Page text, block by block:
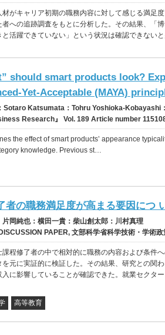
がキャリア初期の職務内容に対して感じる満足
への追跡調査をもとに分析した。その結果、「
と活躍できていない」という状況は確認できな
should smart products look?
Yet-Acceptable (MAYA)
Sotaro Katsumata：Tohru Yoshioka-Kobayashi
Research』 Vol. 189 Article number
the effect of smart products’ appearance
knowledge. Previous st…
者の職務満足度が高まる要因につ
岡純也：横田一貴：柴山創太郎：川村真理
PAPER, 文部科学省科学技術・学術
程修了者の中で相対的に職務の内容および条件
元に実証的に検証した。その結果、研究との関
に影響していることが確認できた。就業セクタ
高等教育